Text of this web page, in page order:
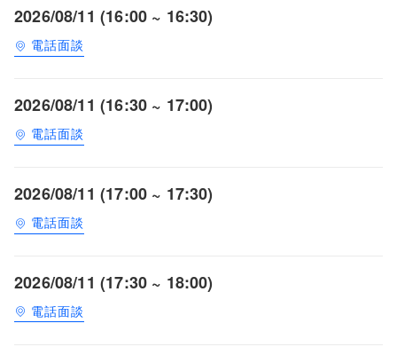
2026/08/11 (16:00 ~ 16:30)
電話面談
2026/08/11 (16:30 ~ 17:00)
電話面談
2026/08/11 (17:00 ~ 17:30)
電話面談
2026/08/11 (17:30 ~ 18:00)
電話面談